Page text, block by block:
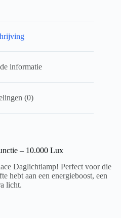
informatie
(0)
– 10.000 Lux
Daglichtlamp! Perfect voor die
hebt aan een energieboost, een
licht.